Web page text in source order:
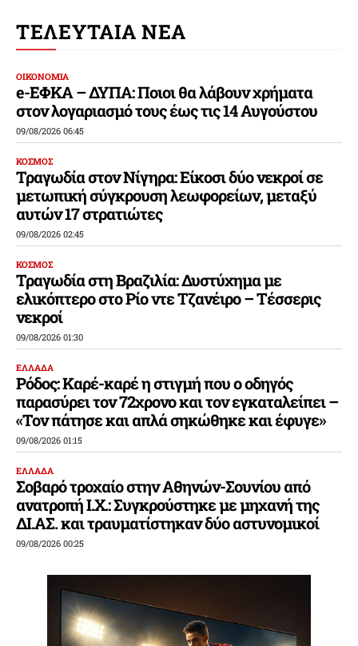
ΤΕΛΕΥΤΑΙΑ ΝΕΑ
ΟΙΚΟΝΟΜΙΑ
e-ΕΦΚΑ – ΔΥΠΑ: Ποιοι θα λάβουν χρήματα
στον λογαριασμό τους έως τις 14 Αυγούστου
09/08/2026 06:45
ΚΟΣΜΟΣ
Τραγωδία στον Νίγηρα: Είκοσι δύο νεκροί σε
μετωπική σύγκρουση λεωφορείων, μεταξύ
αυτών 17 στρατιώτες
09/08/2026 02:45
ΚΟΣΜΟΣ
Τραγωδία στη Βραζιλία: Δυστύχημα με
ελικόπτερο στο Ρίο ντε Τζανέιρο – Τέσσερις
νεκροί
09/08/2026 01:30
ΕΛΛΑΔΑ
Ρόδος: Καρέ-καρέ η στιγμή που ο οδηγός
παρασύρει τον 72χρονο και τον εγκαταλείπει –
«Τον πάτησε και απλά σηκώθηκε και έφυγε»
09/08/2026 01:15
ΕΛΛΑΔΑ
Σοβαρό τροχαίο στην Αθηνών-Σουνίου από
ανατροπή Ι.Χ.: Συγκρούστηκε με μηχανή της
ΔΙ.ΑΣ. και τραυματίστηκαν δύο αστυνομικοί
09/08/2026 00:25